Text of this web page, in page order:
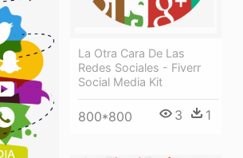
La Otra Cara De Las
Redes Sociales - Fiverr
Social Media Kit
800*800 3 1